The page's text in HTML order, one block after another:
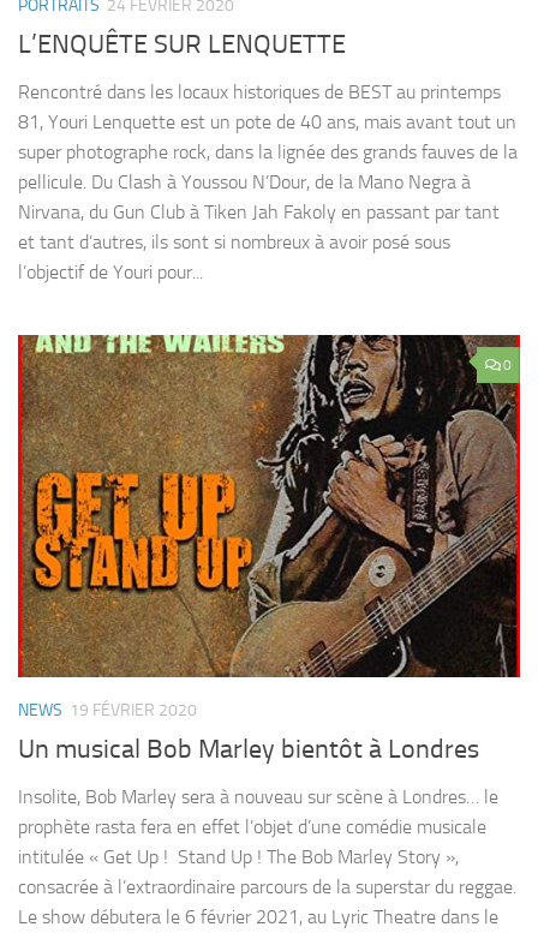
PORTRAITS 24 FÉVRIER 2020
L’ENQUÊTE SUR LENQUETTE
Rencontré dans les locaux historiques de BEST au printemps
81, Youri Lenquette est un pote de 40 ans, mais avant tout un
super photographe rock, dans la lignée des grands fauves de la
pellicule. Du Clash à Youssou N’Dour, de la Mano Negra à
Nirvana, du Gun Club à Tiken Jah Fakoly en passant par tant
et tant d’autres, ils sont si nombreux à avoir posé sous
l’objectif de Youri pour...
0
NEWS 19 FÉVRIER 2020
Un musical Bob Marley bientôt à Londres
Insolite, Bob Marley sera à nouveau sur scène à Londres… le
prophète rasta fera en effet l’objet d’une comédie musicale
intitulée « Get Up ! Stand Up ! The Bob Marley Story »,
consacrée à l’extraordinaire parcours de la superstar du reggae.
Le show débutera le 6 février 2021, au Lyric Theatre dans le